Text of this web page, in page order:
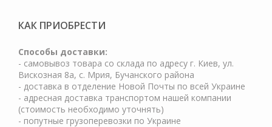
КАК ПРИОБРЕСТИ
Cпособы доставки:
- самовывоз товара со склада по адресу г. Киев, ул.
Вискозная 8а, с. Мрия, Бучанского района
- доставка в отделение Новой Почты по всей Украине
- адресная доставка транспортом нашей компании
(стоимость необходимо уточнять)
- попутные грузоперевозки по Украине